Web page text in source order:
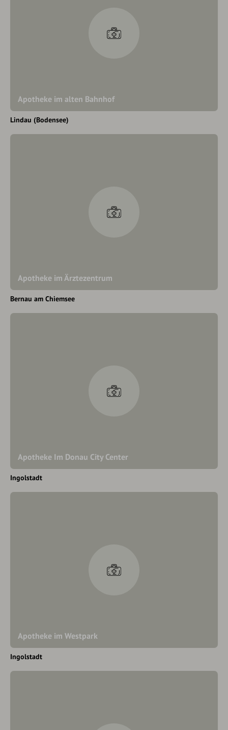
Apotheke im alten Bahnhof
Lindau (Bodensee)
Apotheke im Ärztezentrum
Bernau am Chiemsee
Apotheke Im Donau City Center
Ingolstadt
Apotheke im Westpark
Ingolstadt